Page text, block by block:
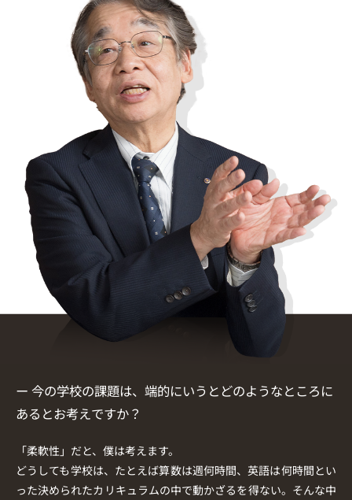
ー 今の学校の課題は、端的にいうとどのようなところに
あるとお考えですか？
「柔軟性」だと、僕は考えます。
どうしても学校は、たとえば算数は週何時間、英語は何時間とい
った決められたカリキュラムの中で動かざるを得ない。そんな中